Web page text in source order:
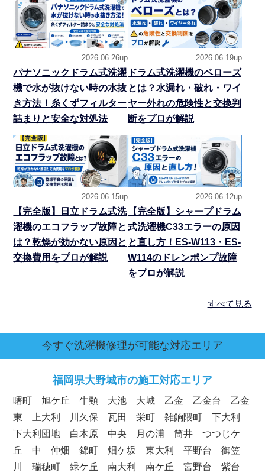
2026.06.26up
パナソニックドラム式洗濯
機で水が抜けない時の水抜
き方法！糸くずフィルター
詰まりと安全な対処法
2026.06.19up
ドラム式洗濯機のベローズ
とは？水漏れ・破れ・ワイ
ヤー外れの危険性と交換判
断をプロが解説
2026.06.15up
【完全版】日立ドラム式洗
濯機のエコフラップ故障と
は？乾燥が効かない原因と
交換費用をプロが解説
2026.06.12up
【完全版】シャープドラム
式洗濯機C33エラーの原因
と直し方！ES-W113・ES-
W114のドレンポンプ故障
をプロが解説
すべて見る
今すぐ洗濯機修理が可能な対応エリア
福岡県大野城市の施工対応エリア
曙町 旭ケ丘 牛頸 大池 大城 乙金 乙金台 乙金
東 上大利 川久保 瓦田 栄町 雑餉隈町 下大利
下大利団地 白木原 中央 月の浦 筒井 つつじケ
丘 中 仲畑 錦町 畑ケ坂 東大利 平野台 御笠
川 瑞穂町 緑ケ丘 南大利 南ケ丘 宮野台 紫台